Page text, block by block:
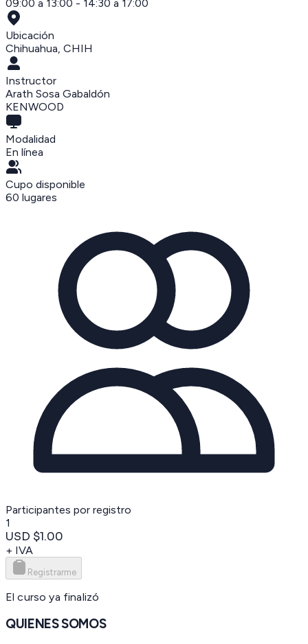
09:00 a 13:00 - 14:30 a 17:00
Ubicación
Chihuahua CHIH
Instructor
Arath Sosa Gabaldón
KENWOOD
Modalidad
En línea
Cupo disponible
60 lugares
Participantes por registro
1
USD $1.00
+ IVA
Registrarme
El curso ya finalizó
QUIENES SOMOS